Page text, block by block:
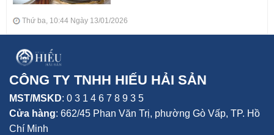
Thứ ba, 10:44 Ngày 13/01/2026
CÔNG TY TNHH HIẾU HẢI SẢN
MST/MSKD: 0 3 1 4 6 7 8 9 3 5
Cửa hàng: 662/45 Phan Văn Trị, phường Gò Vấp, TP. Hồ
Chí Minh